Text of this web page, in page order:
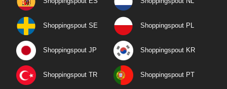
Shoppingspout SE Shoppingspout PL
Shoppingspout JP Shoppingspout KR
Shoppingspout TR Shoppingspout PT